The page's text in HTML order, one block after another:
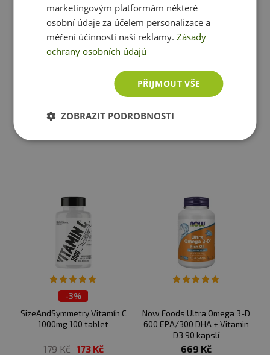
Now Foods Hyaluronic Acid
50 mg + MSM 60 kapslí
349 Kč
Optibac One Week Flat
(Probiotika při nadýmání a
PMS) 7 x 1,5 g sáček
-3%
SizeAndSymmetry Vitamín C
1000mg 100 tablet
179 Kč 173 Kč
Now Foods Ultra Omega 3-D
600 EPA/300 DHA + Vitamin
D3 90 kapslí
669 Kč
marketingovým platformám některé
osobní údaje za účelem personalizace a
měření účinnosti naší reklamy.Zásady
ochrany osobních údajů
PŘIJMOUT VŠE
ZOBRAZIT PODROBNOSTI